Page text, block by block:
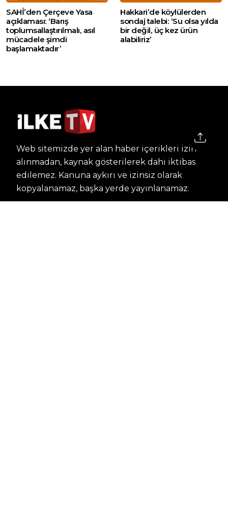
SAHİ’den Çerçeve Yasa
açıklaması: ‘Barış
toplumsallaştırılmalı, asıl
mücadele şimdi
başlamaktadır’
Hakkari’de köylülerden
sondaj talebi: ‘Su olsa yılda
bir değil, üç kez ürün
alabiliriz’
Web sitemizde yer alan haber içerikleri izin
alınmadan, kaynak gösterilerek dahi iktibas
edilemez. Kanuna aykırı ve izinsiz olarak
kopyalanamaz, başka yerde yayınlanamaz.